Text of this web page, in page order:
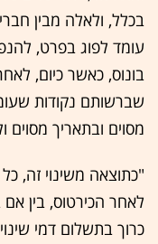
בכלל, ולאלה מבין
עומד לפוג בפרט,
בונוס, כאשר כיום,
שברשותם נקודות
מסוים ובתאריך
"כתוצאה משינוי זה,
לאחר הכירטוס, בין